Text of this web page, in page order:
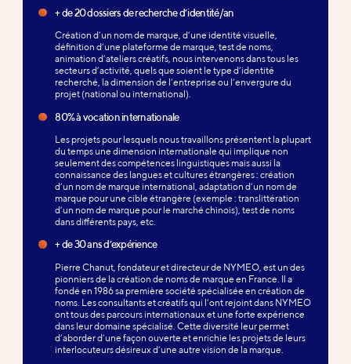
+ de 20 dossiers de recherche d’identité/an
Création d’un nom de marque, d’une identité visuelle,
définition d’une plateforme de marque, test de noms,
animation d’ateliers créatifs, nous intervenons dans tous les
secteurs d’activité, quels que soient le type d’identité
recherché, la dimension de l’entreprise ou l’envergure du
projet (national ou international).
80% à vocation internationale
Les projets pour lesquels nous travaillons présentent la plupart
du temps une dimension internationale qui implique non
seulement des compétences linguistiques mais aussi la
connaissance des langues et cultures étrangères : création
d’un nom de marque international, adaptation d’un nom de
marque pour une cible étrangère (exemple : translittération
d’un nom de marque pour le marché chinois), test de noms
dans différents pays, etc.
+ de 30 ans d’expérience
Pierre Chanut, fondateur et directeur de NYMEO, est un des
pionniers de la création de noms de marque en France. Il a
fondé en 1986 sa première société spécialisée en création de
noms. Les consultants et créatifs qui l’ont rejoint dans NYMEO
ont tous des parcours internationaux et une forte expérience
dans leur domaine spécialisé. Cette diversité leur permet
d’aborder d’une façon ouverte et enrichie les projets de leurs
interlocuteurs désireux d’une autre vision de la marque.